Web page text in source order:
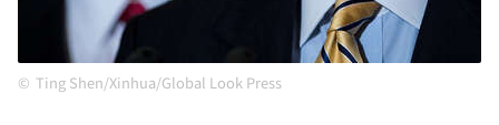
Ting Shen/Xinhua/Global Look Press